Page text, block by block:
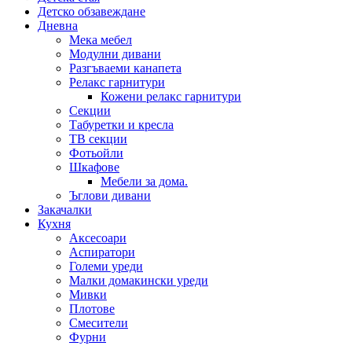
Детско обзавеждане
Дневна
Мека мебел
Модулни дивани
Разгъваеми канапета
Релакс гарнитури
Кожени релакс гарнитури
Секции
Табуретки и кресла
ТВ секции
Фотьойли
Шкафове
Мебели за дома.
Ъглови дивани
Закачалки
Кухня
Аксесоари
Аспиратори
Големи уреди
Малки домакински уреди
Мивки
Плотове
Смесители
Фурни